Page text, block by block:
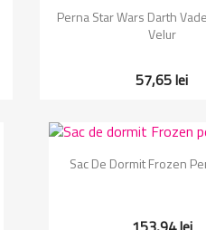
Vizualizare
Perna Star Wars Darth
Velur
57,65 lei
Vizualizare
Sac De Dormit Frozen